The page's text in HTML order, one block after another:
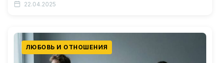
к…
22.04.2025
ЛЮБОВЬ И ОТНОШЕНИЯ